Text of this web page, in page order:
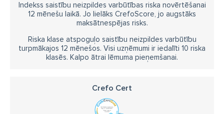
Indekss saistību neizpildes varbūtības riska novērtēšanai
12 mēnešu laikā. Jo lielāks CrefoScore, jo augstāks
maksātnespējas risks.
Riska klase atspoguļo saistību neizpildes varbūtību
turpmākajos 12 mēnešos. Visi uzņēmumi ir iedalīti 10 riska
klasēs. Kalpo ātrai lēmuma pieņemšanai.
Crefo Cert